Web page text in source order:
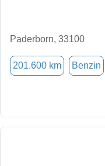
Paderborn, 33100
201.600 km Benzin